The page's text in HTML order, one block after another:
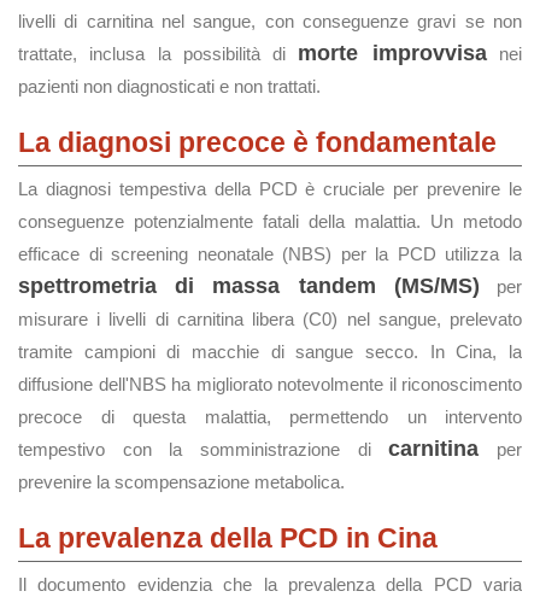
livelli di carnitina nel sangue, con conseguenze gravi se non
trattate, inclusa la possibilità di morte improvvisanei
pazienti non diagnosticati e non trattati.
La diagnosi precoce è fondamentale
La diagnosi tempestiva della PCD è cruciale per prevenire le
conseguenze potenzialmente fatali della malattia. Un metodo
efficace di screening neonatale (NBS) per la PCD utilizza la
spettrometria di massa tandem (MS/MS) per
misurare i livelli di carnitina libera (C0) nel sangue, prelevato
tramite campioni di macchie di sangue secco. In Cina, la
diffusione dell'NBS ha migliorato notevolmente il riconoscimento
precoce di questa malattia, permettendo un intervento
tempestivo con la somministrazione dicarnitina per
prevenire la scompensazione metabolica.
La prevalenza della PCD in Cina
Il documento evidenzia che la prevalenza della PCD varia